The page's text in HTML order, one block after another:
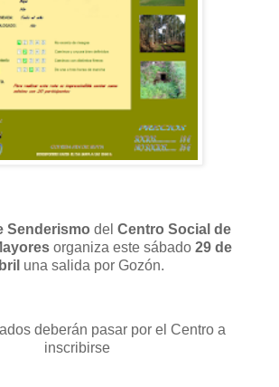
Senderismo del Centro Social de
organiza este sábado 29 de
una salida por Gozón.
deberán pasar por el Centro a
inscribirse